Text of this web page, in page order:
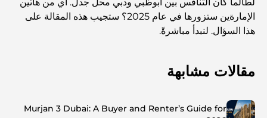
الإمارةين ستزورها في عام 2025؟ ستجيب هذه المقالة على
هذا السؤال. لنبدأ مباشرةً.
مقالات مشابهة
Murjan 3 Dubai: A Buyer and Renter’s Guide for